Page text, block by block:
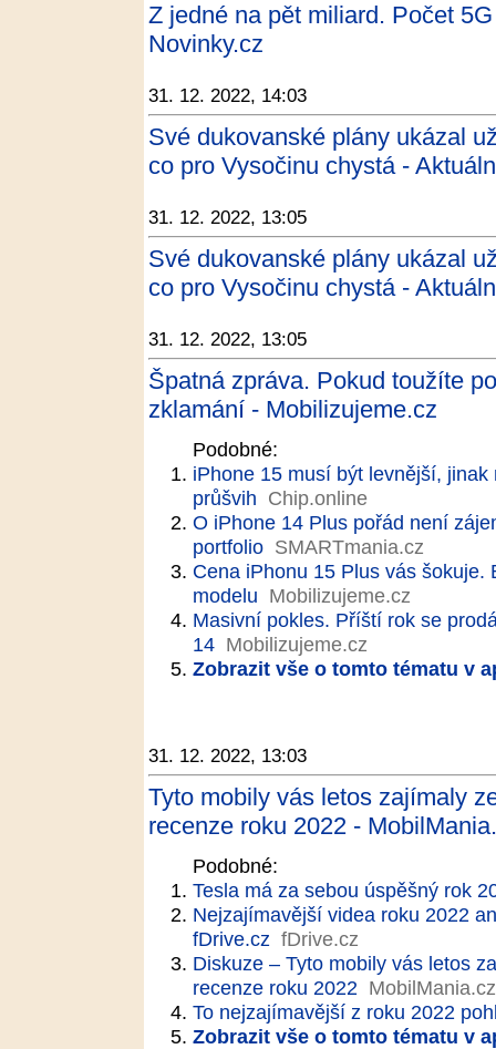
Z jedné na pět miliard. Počet
Novinky.cz
31. 12. 2022, 14:03
Své dukovanské plány ukázal
co pro Vysočinu chystá -
31. 12. 2022, 13:05
Své dukovanské plány ukázal
co pro Vysočinu chystá -
31. 12. 2022, 13:05
Špatná zpráva. Pokud toužíte
zklamání - Mobilizujeme.cz
Podobné:
iPhone 15 musí být levnější,
průšvih Chip.online
O iPhone 14 Plus pořád není
portfolio SMARTmania.cz
Cena iPhonu 15 Plus vás
modelu Mobilizujeme.cz
Masivní pokles. Příští rok se
14 Mobilizujeme.cz
Zobrazit vše o tomto tématu v
31. 12. 2022, 13:03
Tyto mobily vás letos zajímaly
recenze roku 2022 -
Podobné:
Tesla má za sebou úspěšný rok
Nejzajímavější videa roku 2022
fDrive.cz fDrive.cz
Diskuze – Tyto mobily vás letos
recenze roku 2022 MobilMania.cz
To nejzajímavější z roku 2022
Zobrazit vše o tomto tématu v